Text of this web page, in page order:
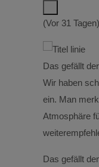
(Vor 31
Das gefällt
Wir haben
ein. Man
Atmosphäre
Das gefällt